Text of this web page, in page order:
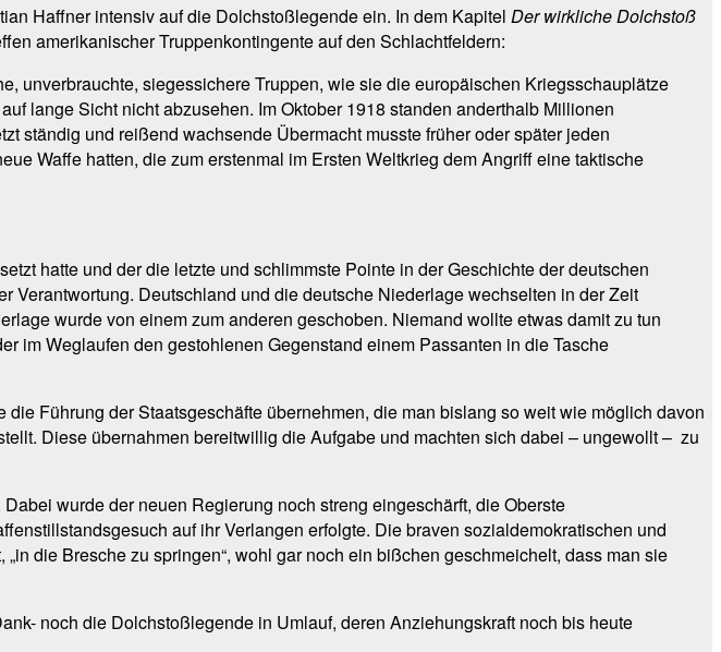
Haffner intensiv auf die Dolchstoßlegende ein. In dem Kapitel Der wirkliche Dolchstoß
amerikanischer Truppenkontingente auf den Schlachtfeldern:
unverbrauchte, siegessichere Truppen, wie sie die europäischen Kriegsschauplätze
lange Sicht nicht abzusehen. Im Oktober 1918 standen anderthalb Millionen
ständig und reißend wachsende Übermacht musste früher oder später jeden
Waffe hatten, die zum erstenmal im Ersten Weltkrieg dem Angriff eine taktische
hatte und der die letzte und schlimmste Pointe in der Geschichte der deutschen
Deutschland und die deutsche Niederlage wechselten in der Zeit
wurde von einem zum anderen geschoben. Niemand wollte etwas damit zu tun
im Weglaufen den gestohlenen Gegenstand einem Passanten in die Tasche
Führung der Staatsgeschäfte übernehmen, die man bislang so weit wie möglich davon
Diese übernahmen bereitwillig die Aufgabe und machten sich dabei – ungewollt – zu
wurde der neuen Regierung noch streng eingeschärft, die Oberste
auf ihr Verlangen erfolgte. Die braven sozialdemokratischen und
die Bresche zu springen“, wohl gar noch ein bißchen geschmeichelt, dass man sie
noch die Dolchstoßlegende in Umlauf, deren Anziehungskraft noch bis heute